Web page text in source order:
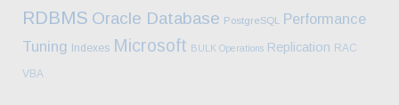
RDBMS Oracle Database PostgreSQL
Performance
Tuning Indexes Microsoft BULK Operations Replication RAC
VBA